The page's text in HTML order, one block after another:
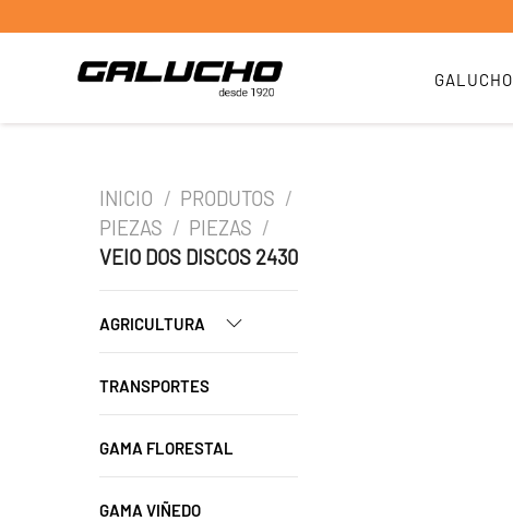
GALUCHO
INICIO / PRODUTOS /
PIEZAS / PIEZAS /
VEIO DOS DISCOS 2430
AGRICULTURA
TRANSPORTES
GAMA FLORESTAL
GAMA VIÑEDO